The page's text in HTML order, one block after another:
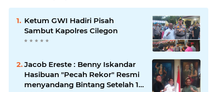
Ketum GWI Hadiri Pisah
Sambut Kapolres Cilegon
Jacob Ereste : Benny Iskandar
Hasibuan "Pecah Rekor" Resmi
menyandang Bintang Setelah 14